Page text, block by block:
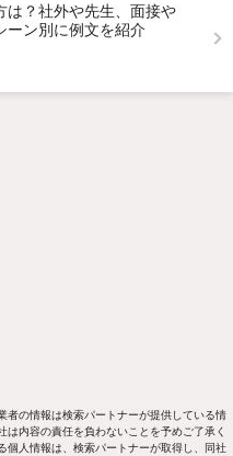
は？社外や先生、面接や
ーン別に例文を紹介
者の情報は検索パートナーが提供している情
内容の責任を負わないことを予めご了承く
個人情報は、検索パートナーが取得し、同社